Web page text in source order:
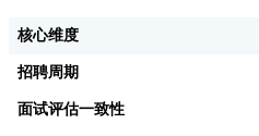
核心维度
招聘周期
面试评估一致性